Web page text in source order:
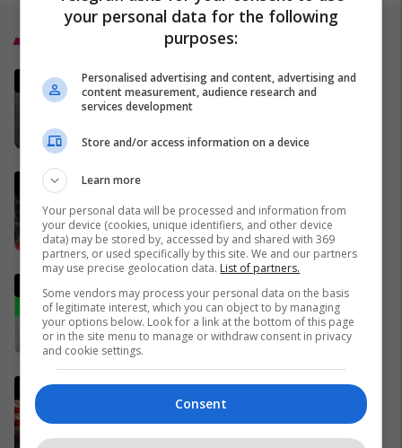
Irani ka një kërkesë të re për t'i
dhënë fund luftës - dhe kjo
28/03/2026
pavarësisht humbjes nga
Bosnja dhe Hercegovina
02/04/2026
gjestin e Kerem Akturkoglu
ndaj Kosovës
01/04/2026
Gjithçka ndodhi deri më 2 prill
nga lufta në Iran dhe Lindjen e
Mesme - MINUTË PAS MINUTE
your personal data for the following
purposes:
Personalised advertising and content, advertising and
content measurement, audience research and
services development
Store and/or access information on a device
Learn more
Your personal data will be processed and information from
your device (cookies, unique identifiers, and other device
data) may be stored by, accessed by and shared with 369
partners, or used specifically by this site. We and our partners
may use precise geolocation data. List of partners.
Some vendors may process your personal data on the basis
of legitimate interest, which you can object to by managing
your options below. Look for a link at the bottom of this page
or in the site menu to manage or withdraw consent in privacy
and cookie settings.
Consent